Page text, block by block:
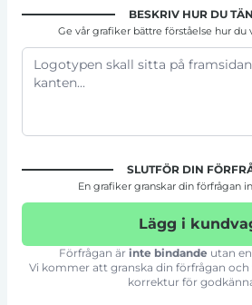
BESKRIV HUR DU
Ge vår grafiker bättre förståelse hur du
SLUTFÖR DIN
En grafiker granskar din förfrågan
Lägg i
Förfrågan är inte bindande utan
Vi kommer att granska din förfrågan
korrektur för